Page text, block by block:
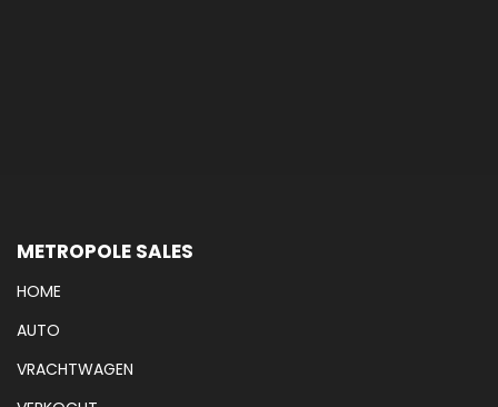
METROPOLE SALES
HOME
AUTO
VRACHTWAGEN